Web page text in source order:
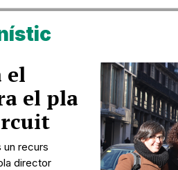
el
el pla
un recurs
director